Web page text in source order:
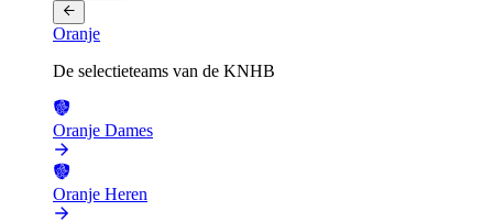
Oranje
De selectieteams van de KNHB
Oranje Dames
Oranje Heren